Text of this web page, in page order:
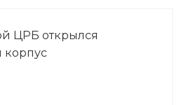
ЦРБ открылся
корпус